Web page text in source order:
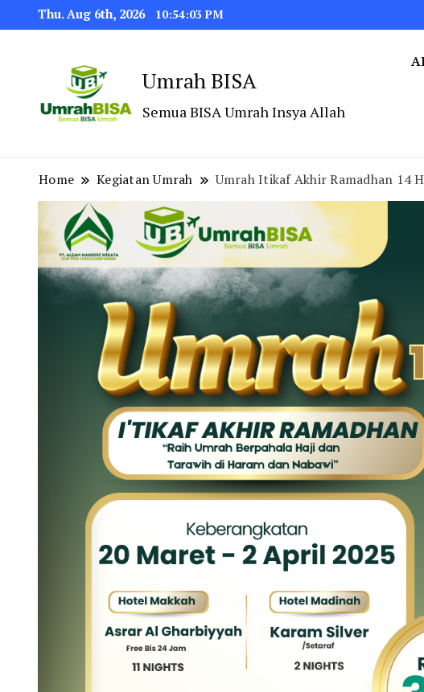
Thu. Aug 6th, 2026 10:54:04 PM
Umrah BISA
Semua BISA Umrah Insya Allah
Home Kegiatan Umrah Umrah Itikaf Akhir Ramadhan 14